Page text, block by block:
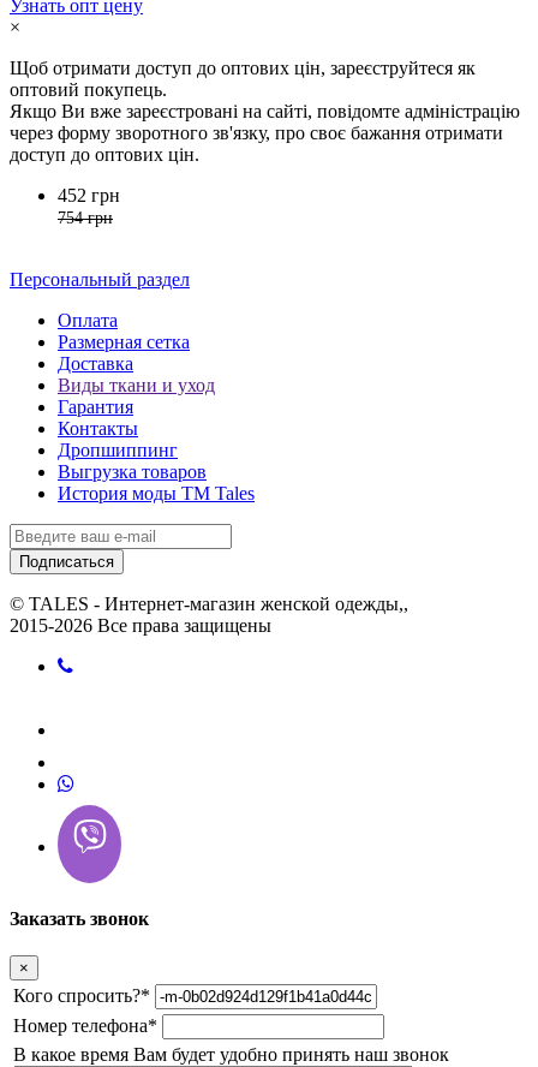
Узнать опт цену
×
Щоб отримати доступ до оптових цін, зареєструйтеся як
оптовий покупець.
Якщо Ви вже зареєстровані на сайті, повідомте адміністрацію
через форму зворотного зв'язку, про своє бажання отримати
доступ до оптових цін.
452 грн
754 грн
Персональный раздел
Оплата
Размерная сетка
Доставка
Виды ткани и уход
Гарантия
Контакты
Дропшиппинг
Выгрузка товаров
История моды ТМ Tales
Подписаться
© TALES - Интернет-магазин женской одежды,,
2015-2026 Все права защищены
Заказать звонок
×
Кого спросить?*
Номер телефона*
В какое время Вам будет удобно принять наш звонок